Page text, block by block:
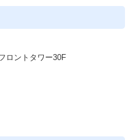
い、採用が決まる瞬間に立ち
成功や事業成長に直結する――
です。
RPOとして、さまざまな業
ます。
採用ノウハウや業界知識を身に
クルーターとしての視野とス
ロントタワー30F